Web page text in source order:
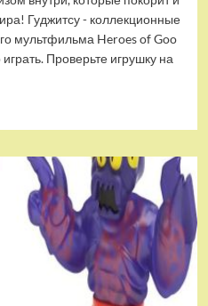
Гуджитсу - коллекционные
мультфильма Heroes of Goo
Проверьте игрушку на